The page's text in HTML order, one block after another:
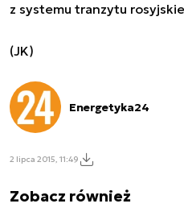
z systemu tranzytu
(JK)
Energetyka24
2 lipca 2015, 11:49
Zobacz również